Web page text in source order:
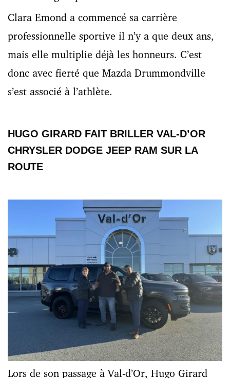
Clara Emond a commencé sa carrière
professionnelle sportive il n’y a que deux ans,
mais elle multiplie déjà les honneurs. C’est
donc avec fierté que Mazda Drummondville
s’est associé à l’athlète.
HUGO GIRARD FAIT BRILLER VAL-D’OR
CHRYSLER DODGE JEEP RAM SUR LA
ROUTE
Lors de son passage à Val-d’Or, Hugo Girard